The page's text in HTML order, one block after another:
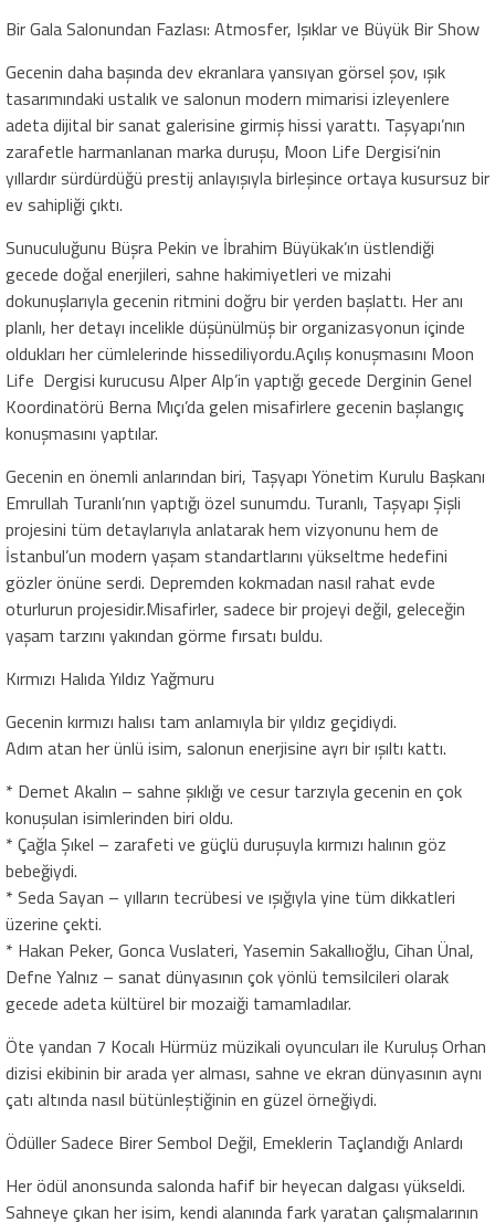
Bir Gala Salonundan Fazlası: Atmosfer, Işıklar ve Büyük Bir Show
Gecenin daha başında dev ekranlara yansıyan görsel şov, ışık
tasarımındaki ustalık ve salonun modern mimarisi izleyenlere
adeta dijital bir sanat galerisine girmiş hissi yarattı. Taşyapı’nın
zarafetle harmanlanan marka duruşu, Moon Life Dergisi’nin
yıllardır sürdürdüğü prestij anlayışıyla birleşince ortaya kusursuz bir
ev sahipliği çıktı.
Sunuculuğunu Büşra Pekin ve İbrahim Büyükak’ın üstlendiği
gecede doğal enerjileri, sahne hakimiyetleri ve mizahi
dokunuşlarıyla gecenin ritmini doğru bir yerden başlattı. Her anı
planlı, her detayı incelikle düşünülmüş bir organizasyonun içinde
oldukları her cümlelerinde hissediliyordu.Açılış konuşmasını Moon
Life Dergisi kurucusu Alper Alp’in yaptığı gecede Derginin Genel
Koordinatörü Berna Mıçı’da gelen misafirlere gecenin başlangıç
konuşmasını yaptılar.
Gecenin en önemli anlarından biri, Taşyapı Yönetim Kurulu Başkanı
Emrullah Turanlı’nın yaptığı özel sunumdu. Turanlı, Taşyapı Şişli
projesini tüm detaylarıyla anlatarak hem vizyonunu hem de
İstanbul’un modern yaşam standartlarını yükseltme hedefini
gözler önüne serdi. Depremden kokmadan nasıl rahat evde
oturlurun projesidir.Misafirler, sadece bir projeyi değil, geleceğin
yaşam tarzını yakından görme fırsatı buldu.
Kırmızı Halıda Yıldız Yağmuru
Gecenin kırmızı halısı tam anlamıyla bir yıldız geçidiydi.
Adım atan her ünlü isim, salonun enerjisine ayrı bir ışıltı kattı.
* Demet Akalın – sahne şıklığı ve cesur tarzıyla gecenin en çok
konuşulan isimlerinden biri oldu.
* Çağla Şıkel – zarafeti ve güçlü duruşuyla kırmızı halının göz
bebeğiydi.
* Seda Sayan – yılların tecrübesi ve ışığıyla yine tüm dikkatleri
üzerine çekti.
* Hakan Peker, Gonca Vuslateri, Yasemin Sakallıoğlu, Cihan Ünal,
Defne Yalnız – sanat dünyasının çok yönlü temsilcileri olarak
gecede adeta kültürel bir mozaiği tamamladılar.
Öte yandan 7 Kocalı Hürmüz müzikali oyuncuları ile Kuruluş Orhan
dizisi ekibinin bir arada yer alması, sahne ve ekran dünyasının aynı
çatı altında nasıl bütünleştiğinin en güzel örneğiydi.
Ödüller Sadece Birer Sembol Değil, Emeklerin Taçlandığı Anlardı
Her ödül anonsunda salonda hafif bir heyecan dalgası yükseldi.
Sahneye çıkan her isim, kendi alanında fark yaratan çalışmalarının